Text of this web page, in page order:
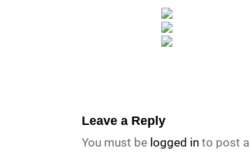
Leave a Reply
You must be logged in to post